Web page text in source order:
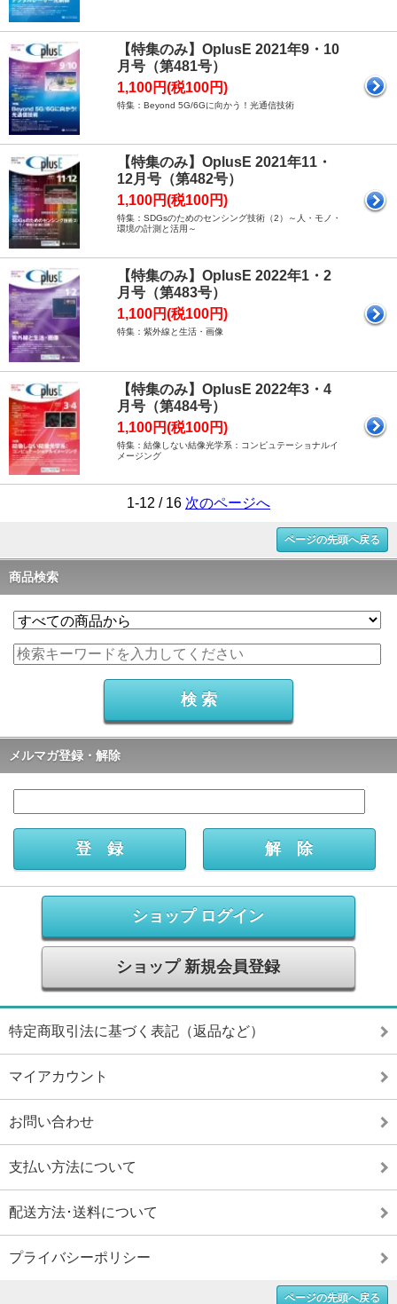
【特集のみ】OplusE 2021年9・10
月号（第481号）
1,100円(税100円)
特集：Beyond 5G/6Gに向かう！光通信技術
【特集のみ】OplusE 2021年11・
12月号（第482号）
1,100円(税100円)
特集：SDGsのためのセンシング技術（2）～人・モノ・
環境の計測と活用～
【特集のみ】OplusE 2022年1・2
月号（第483号）
1,100円(税100円)
特集：紫外線と生活・画像
【特集のみ】OplusE 2022年3・4
月号（第484号）
1,100円(税100円)
特集：結像しない結像光学系：コンピュテーショナルイ
メージング
1-12 / 16 次のページへ
ページの先頭へ戻る
商品検索
メルマガ登録・解除
ショップ ログイン
ショップ 新規会員登録
特定商取引法に基づく表記（返品など）
マイアカウント
お問い合わせ
支払い方法について
配送方法･送料について
プライバシーポリシー
ページの先頭へ戻る